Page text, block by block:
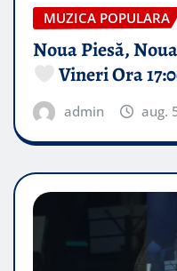
MUZICA POPULARA
Noua Piesă,
Vineri Ora
admin aug.